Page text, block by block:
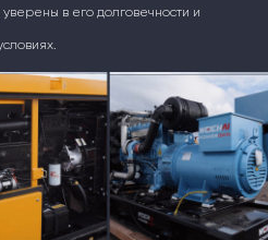
в его долговечности и